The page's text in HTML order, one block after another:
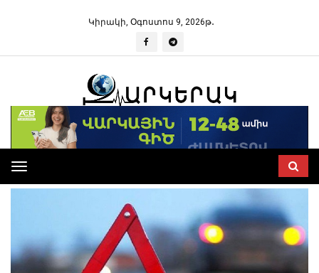
Կիրակի, Օգոստոս 9, 2026թ․
Toggle
navigation